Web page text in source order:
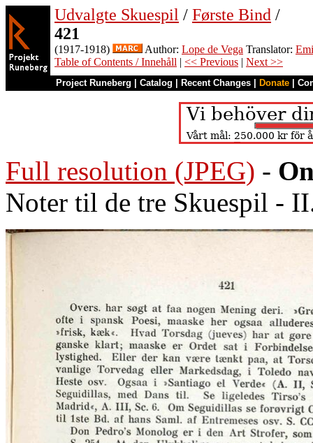
Udvalgte Skuespil / Første Bind /
421
(1917-1918) Author: Lope de Vega Translator:
Table of Contents / Innehåll | << Previous | Next >>
Project Runeberg Catalog Recent Changes Donate
Full resolution (JPEG) -
Noter til de tre Skuespil -